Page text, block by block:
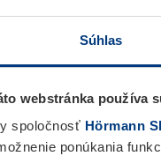
Súhlas
webstránka používa
spoločnosť Hörmann
ponúkania